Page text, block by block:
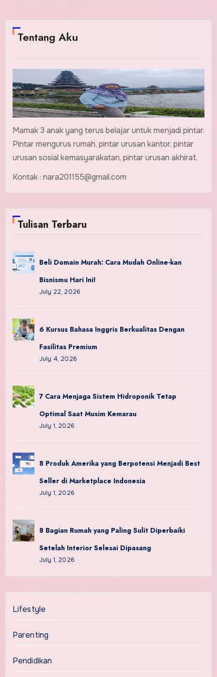
Tentang Aku
Mamak 3 anak yang terus belajar untuk menjadi pintar.
Pintar mengurus rumah, pintar urusan kantor, pintar
urusan sosial kemasyarakatan, pintar urusan akhirat.
Kontak : nara201155@gmail.com
Tulisan Terbaru
Beli Domain Murah: Cara Mudah Online-kan
Bisnismu Hari Ini!
July 22, 2026
6 Kursus Bahasa Inggris Berkualitas Dengan
Fasilitas Premium
July 4, 2026
7 Cara Menjaga Sistem Hidroponik Tetap
Optimal Saat Musim Kemarau
July 1, 2026
8 Produk Amerika yang Berpotensi Menjadi Best
Seller di Marketplace Indonesia
July 1, 2026
8 Bagian Rumah yang Paling Sulit Diperbaiki
Setelah Interior Selesai Dipasang
July 1, 2026
Lifestyle
Parenting
Pendidikan